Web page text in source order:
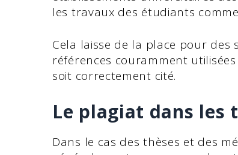
les travaux des étudiants
Cela laisse de la place pour
références couramment
soit correctement cité.
Le plagiat dans les
Dans le cas des thèses et des